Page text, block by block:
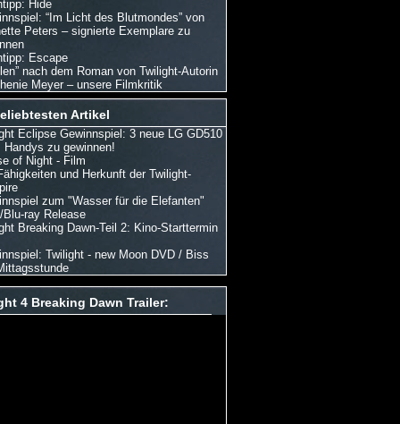
Hide
“Im Licht des Blutmondes” von
Peters – signierte Exemplare zu
Escape
nach dem Roman von Twilight-Autorin
Meyer – unsere Filmkritik
Artikel
Eclipse Gewinnspiel: 3 neue LG GD510
Handys zu gewinnen!
of Night - Film
und Herkunft der Twilight-
zum "Wasser für die Elefanten"
Blu-ray Release
Breaking Dawn-Teil 2: Kino-Starttermin
Twilight - new Moon DVD / Biss
4 Breaking Dawn Trailer: